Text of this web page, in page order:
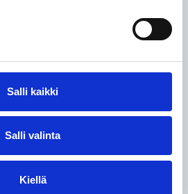
Salli kaikki
Salli valinta
Kiellä